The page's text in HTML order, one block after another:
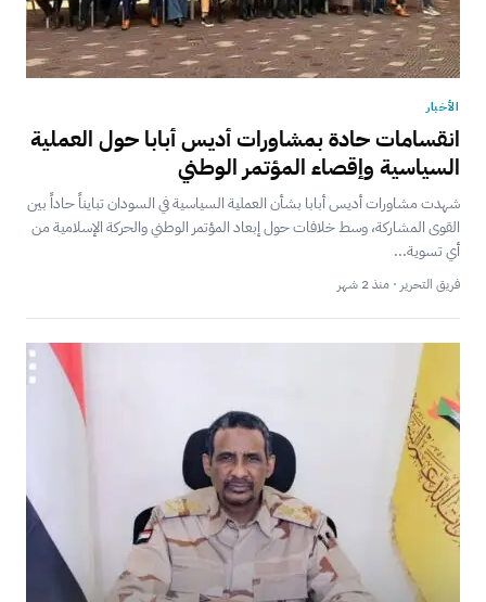
الأخبار
انقسامات حادة بمشاورات أديس أبابا حول العملية
السياسية وإقصاء المؤتمر الوطني
شهدت مشاورات أديس أبابا بشأن العملية السياسية في السودان تبايناً حاداً بين
القوى المشاركة، وسط خلافات حول إبعاد المؤتمر الوطني والحركة الإسلامية من
أي تسوية...
فريق التحرير · منذ 2 شهر